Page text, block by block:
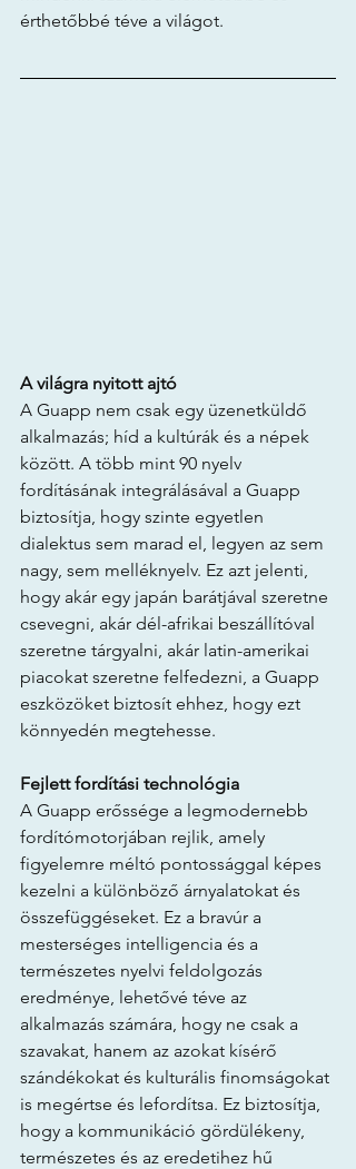
érthetőbbé téve a világot.
A világra nyitott ajtó
A Guapp nem csak egy üzenetküldő
alkalmazás; híd a kultúrák és a népek
között. A több mint 90 nyelv
fordításának integrálásával a Guapp
biztosítja, hogy szinte egyetlen
dialektus sem marad el, legyen az sem
nagy, sem melléknyelv. Ez azt jelenti,
hogy akár egy japán barátjával szeretne
csevegni, akár dél-afrikai beszállítóval
szeretne tárgyalni, akár latin-amerikai
piacokat szeretne felfedezni, a Guapp
eszközöket biztosít ehhez, hogy ezt
könnyedén megtehesse.
Fejlett fordítási technológia
A Guapp erőssége a legmodernebb
fordítómotorjában rejlik, amely
figyelemre méltó pontossággal képes
kezelni a különböző árnyalatokat és
összefüggéseket. Ez a bravúr a
mesterséges intelligencia és a
természetes nyelvi feldolgozás
eredménye, lehetővé téve az
alkalmazás számára, hogy ne csak a
szavakat, hanem az azokat kísérő
szándékokat és kulturális finomságokat
is megértse és lefordítsa. Ez biztosítja,
hogy a kommunikáció gördülékeny,
természetes és az eredetihez hű